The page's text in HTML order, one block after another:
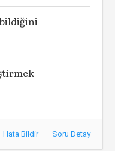
Hata Bildir Soru Detay